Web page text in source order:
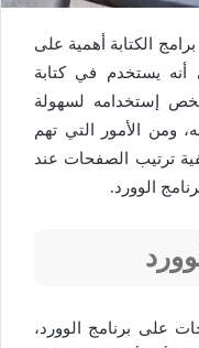
الكتابة أهمية على
أنه يستخدم في كتابة
إستخدامه لسهولة
ومن الأمور التي تهم
ترتيب الصفحات عند
الوورد.
على برنامج الوورد،